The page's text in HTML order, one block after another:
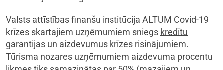
Valsts attīstības finanšu institūcija ALTUM Covid-19
krīzes skartajiem uzņēmumiem sniegs kredītu
garantijas un aizdevumus krīzes risinājumiem.
Tūrisma nozares uzņēmumiem aizdevuma procentu